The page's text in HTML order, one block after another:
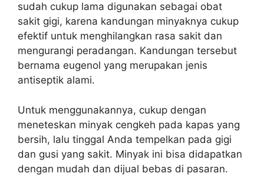
sudah cukup lama digunakan sebagai obat
sakit gigi, karena kandungan minyaknya cukup
efektif untuk menghilangkan rasa sakit dan
mengurangi peradangan. Kandungan tersebut
bernama eugenol yang merupakan jenis
antiseptik alami.
Untuk menggunakannya, cukup dengan
meneteskan minyak cengkeh pada kapas yang
bersih, lalu tinggal Anda tempelkan pada gigi
dan gusi yang sakit. Minyak ini bisa didapatkan
dengan mudah dan dijual bebas di pasaran.